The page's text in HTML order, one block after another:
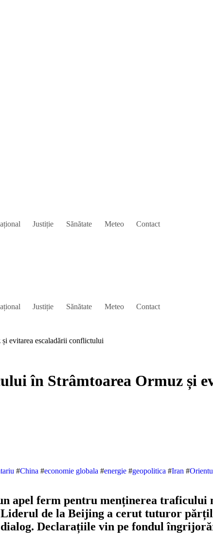
Justiție Sănătate Meteo Contact
Justiție Sănătate Meteo
Contact
evitarea escaladării conflictului
în Strâmtoarea Ormuz și
#China #economie globala #energie #geopolitica #Iran #
apel ferm pentru menținerea
de la Beijing a cerut tuturor
dialog. Declarațiile vin pe fondul